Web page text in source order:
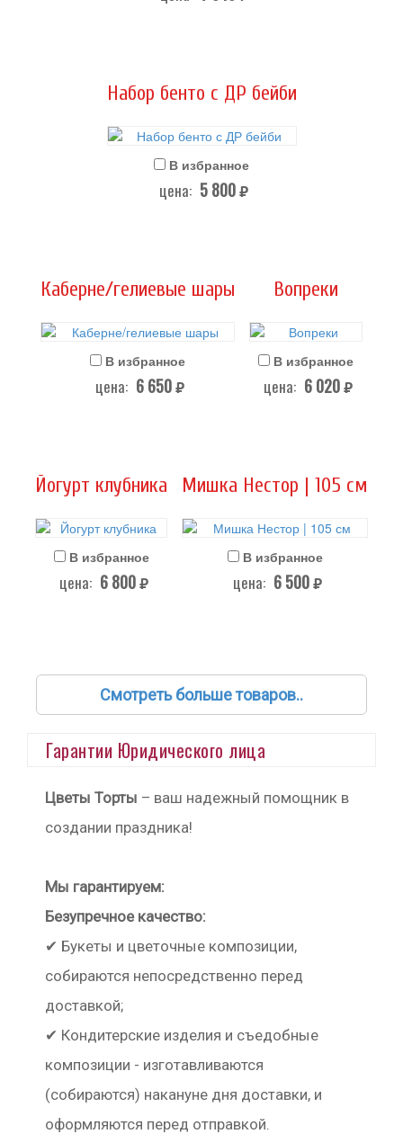
Набор бенто с ДР бейби
В избранное
цена: 5 800 руб.
Каберне/гелиевые шары
В избранное
цена: 6 650 руб.
Вопреки
В избранное
цена: 6 020 руб.
Йогурт клубника
В избранное
цена: 6 800 руб.
Мишка Нестор | 105 см
В избранное
цена: 6 500 руб.
Смотреть больше товаров..
Гарантии Юридического лица
Цветы Торты – ваш надежный помощник в
создании праздника!
Мы гарантируем:
Безупречное качество:
✔ Букеты и цветочные композиции,
собираются непосредственно перед
доставкой;
✔ Кондитерские изделия и съедобные
композиции - изготавливаются
(собираются) накануне дня доставки, и
оформляются перед отправкой.